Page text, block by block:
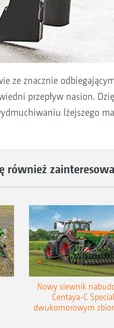
ze znacznie
przepływ nasion.
lżejszego
również
Nowy siewnik
Centaya-C
dwukomorowym